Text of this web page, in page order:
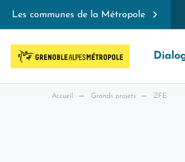
Les communes de la Métropole
Accueil Grands projets ZFE